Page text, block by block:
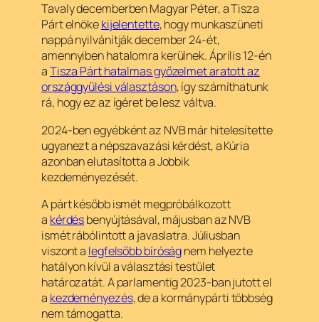
Tavaly decemberben Magyar Péter, a Tisza
Párt elnökekijelentette, hogy munkaszüneti
nappá nyilvánítják december 24-ét,
amennyiben hatalomra kerülnek. Április 12-én
aTisza Párt hatalmas győzelmet aratott az
országgyűlési választáson, így számíthatunk
rá, hogy ez az ígéret be lesz váltva.
2024-ben egyébként az NVB már hitelesítette
ugyanezt a népszavazási kérdést, a Kúria
azonban elutasította a Jobbik
kezdeményezését.
A párt később ismét megpróbálkozott
a kérdésbenyújtásával, májusban az NVB
ismét rábólintott a javaslatra. Júliusban
viszont a legfelsőbb bíróságnem helyezte
hatályon kívül a választási testület
határozatát. A parlamentig 2023-ban jutott el
a kezdeményezés, de a kormánypárti többség
nem támogatta.